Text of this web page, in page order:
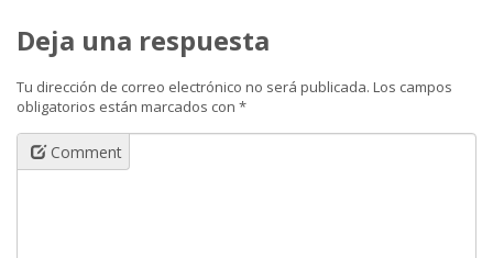
Deja una respuesta
Tu dirección de correo electrónico no será publicada. Los campos
obligatorios están marcados con *
Comment